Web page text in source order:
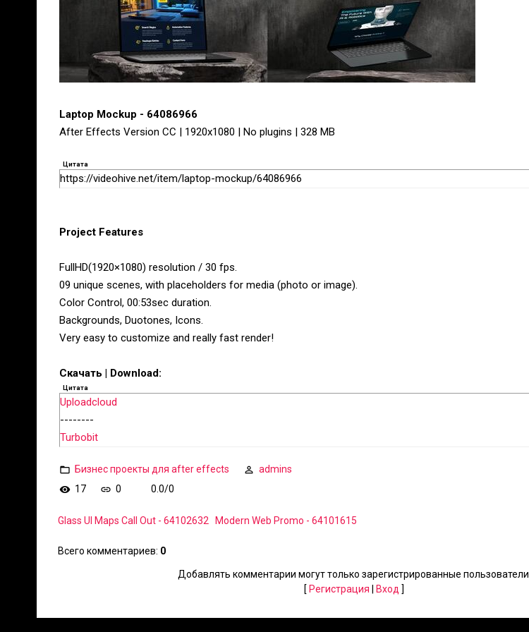
Laptop Mockup - 64086966
After Effects Version CC | 1920x1080 | No plugins | 328 MB
Цитата
https://videohive.net/item/laptop-mockup/64086966
Project Features
FullHD(1920×1080) resolution / 30 fps.
09 unique scenes, with placeholders for media (photo or image).
Color Control, 00:53sec duration.
Backgrounds, Duotones, Icons.
Very easy to customize and really fast render!
Скачать | Download:
Цитата
Uploadcloud
--------
Turbobit
Бизнес проекты для after effects
admins
17
0 0.0/0
Glass UI Maps Call Out - 64102632 Modern Web Promo - 64101615
Всего комментариев: 0
Добавлять комментарии могут только зарегистрированные пользователи.
[ Регистрация Вход ]